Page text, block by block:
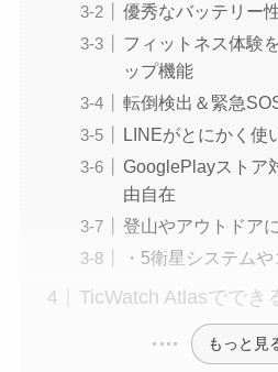
優秀なバッテリー
フィットネス体験
ップ機能
転倒検出＆緊急
LINEがとにかく使
GooglePlayストア
由自在
登山やアウトドア
・5衛星システム
TicWatch Atlasででき
もっと見